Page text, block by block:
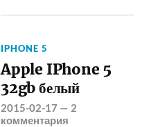
IPHONE 5
Apple IPhone 5
32gb белый
2015-02-17 — 2
комментария